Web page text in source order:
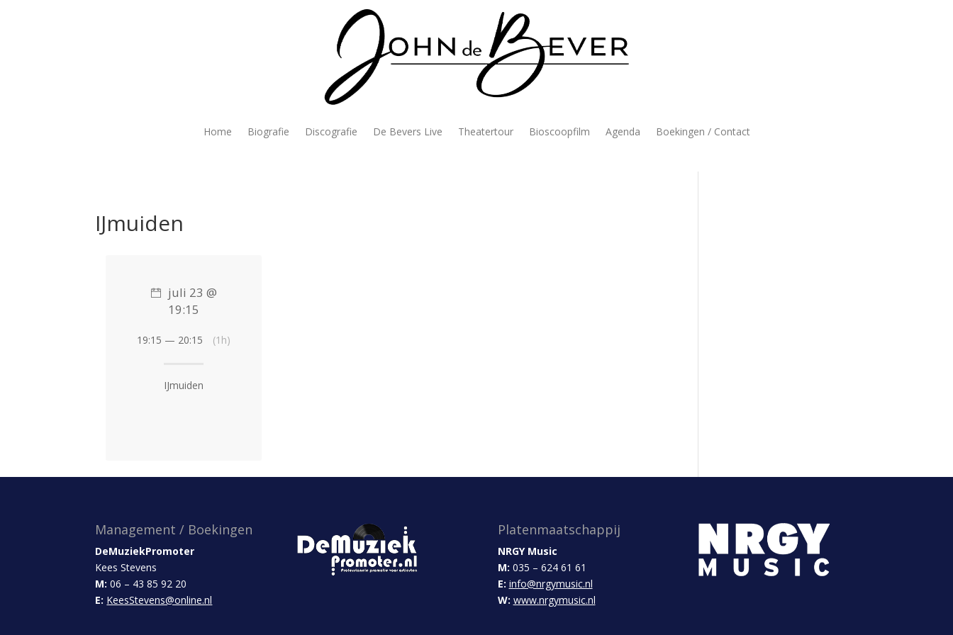
Home Biografie Discografie De Bevers Live Theatertour Bioscoopfilm Agenda Boekingen / Contact
IJmuiden
juli 23 @
19:15
19:15 — 20:15 (1h)
IJmuiden
Management / Boekingen
DeMuziekPromoter
Kees Stevens
M: 06 – 43 85 92 20
E: KeesStevens@online.nl
Platenmaatschappij
NRGY Music
M: 035 – 624 61 61
E: info@nrgymusic.nl
W: www.nrgymusic.nl